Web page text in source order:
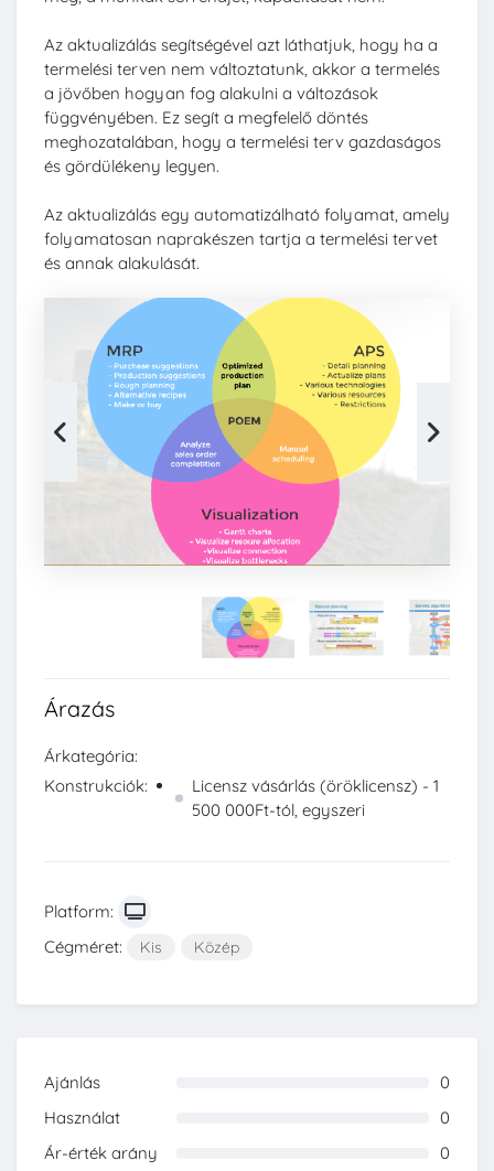
Az aktualizálás segítségével azt láthatjuk, hogy ha a
termelési terven nem változtatunk, akkor a termelés
a jövőben hogyan fog alakulni a változások
függvényében. Ez segít a megfelelő döntés
meghozatalában, hogy a termelési terv gazdaságos
és gördülékeny legyen.
Az aktualizálás egy automatizálható folyamat, amely
folyamatosan naprakészen tartja a termelési tervet
és annak alakulását.
Árazás
Árkategória:
Konstrukciók:
Licensz vásárlás (öröklicensz) - 1
500 000Ft-tól, egyszeri
Platform:
Cégméret:
Kis Közép
Ajánlás
0
Használat
0
Ár-érték arány
0